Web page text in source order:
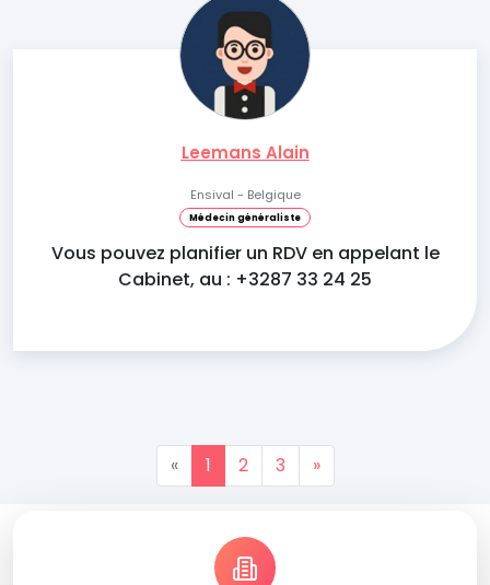
Leemans Alain
Ensival - Belgique
Médecin généraliste
Vous pouvez planifier un RDV en appelant le
Cabinet, au : +3287 33 24 25
« 1 2 3 »